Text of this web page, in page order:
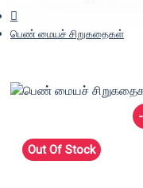
பெண் மையச் சிறுகதைகள்
Out Of Stock